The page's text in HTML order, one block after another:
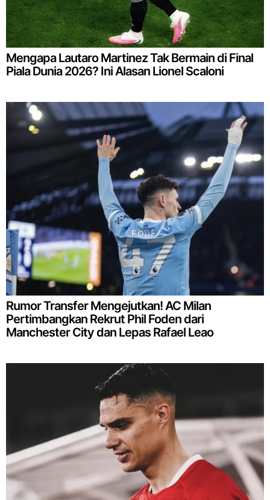
Mengapa Lautaro Martinez Tak Bermain di Final
Piala Dunia 2026? Ini Alasan Lionel Scaloni
Rumor Transfer Mengejutkan! AC Milan
Pertimbangkan Rekrut Phil Foden dari
Manchester City dan Lepas Rafael Leao